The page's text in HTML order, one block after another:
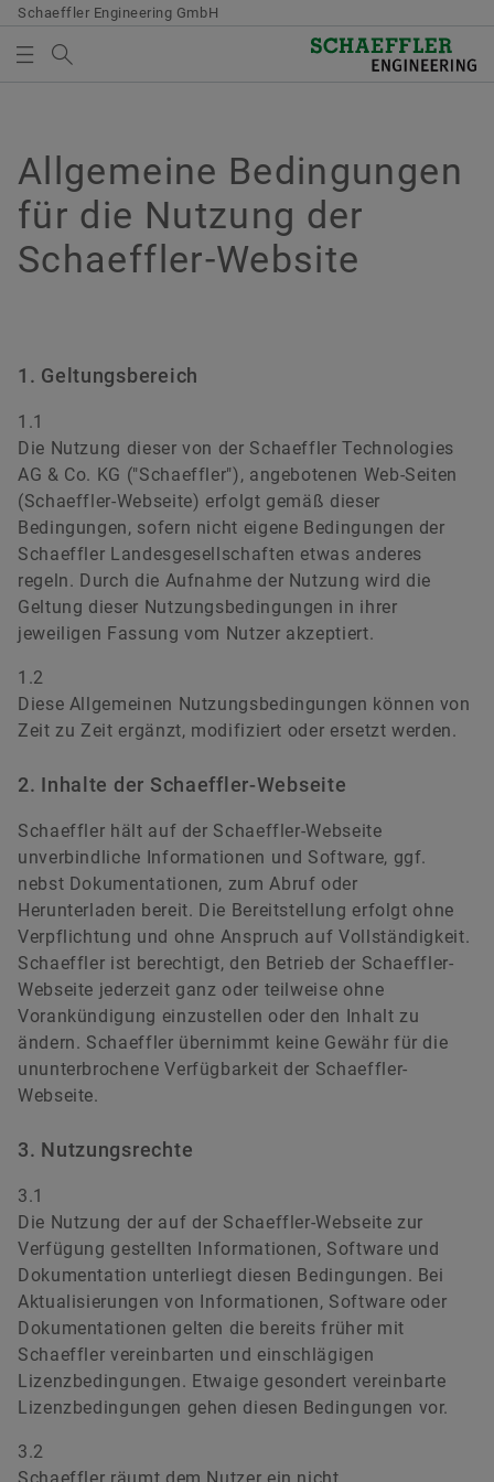
Schaeffler Engineering GmbH
Engineering
Testing
Produkte
Downloads
Karriere
Sprache
Kontakt
Schaeffler International
Es befinden sich keine Elemente in Ihrem Medienkorb.
Verwenden Sie zum Hinzufügen neuer Elemente die
Schaltfläche:
Die maximale Bestellmenge je Medium
zur Verfügung gestellter Medien an Dritte ist
untersagt. Die Bestellung ist
versandkostenfrei.
Jetzt bestellen
Allgemeine Bedingungen
für die Nutzung der
Schaeffler-Website
1. Geltungsbereich
1.1
Die Nutzung dieser von der Schaeffler Technologies
AG & Co. KG ("Schaeffler"), angebotenen Web-Seiten
(Schaeffler-Webseite) erfolgt gemäß dieser
Bedingungen, sofern nicht eigene Bedingungen der
Schaeffler Landesgesellschaften etwas anderes
regeln. Durch die Aufnahme der Nutzung wird die
Geltung dieser Nutzungsbedingungen in ihrer
jeweiligen Fassung vom Nutzer akzeptiert.
1.2
Diese Allgemeinen Nutzungsbedingungen können von
Zeit zu Zeit ergänzt, modifiziert oder ersetzt werden.
2. Inhalte der Schaeffler-Webseite
Schaeffler hält auf der Schaeffler-Webseite
unverbindliche Informationen und Software, ggf.
nebst Dokumentationen, zum Abruf oder
Herunterladen bereit. Die Bereitstellung erfolgt ohne
Verpflichtung und ohne Anspruch auf Vollständigkeit.
Schaeffler ist berechtigt, den Betrieb der Schaeffler-
Webseite jederzeit ganz oder teilweise ohne
Vorankündigung einzustellen oder den Inhalt zu
ändern. Schaeffler übernimmt keine Gewähr für die
ununterbrochene Verfügbarkeit der Schaeffler-
Webseite.
3. Nutzungsrechte
3.1
Die Nutzung der auf der Schaeffler-Webseite zur
Verfügung gestellten Informationen, Software und
Dokumentation unterliegt diesen Bedingungen. Bei
Aktualisierungen von Informationen, Software oder
Dokumentationen gelten die bereits früher mit
Schaeffler vereinbarten und einschlägigen
Lizenzbedingungen. Etwaige gesondert vereinbarte
Lizenzbedingungen gehen diesen Bedingungen vor.
3.2